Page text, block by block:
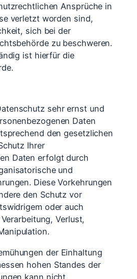
Ansprüche in
verletzt worden sind,
sich bei der
zu beschweren.
ist hierfür die
sehr ernst und
Daten
den gesetzlichen
Ihrer
Daten erfolgt durch
und
Diese Vorkehrungen
den Schutz vor
oder auch
Verlust,
der Einhaltung
hohen Standes der
kann nicht